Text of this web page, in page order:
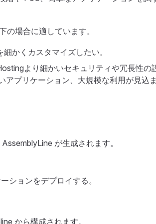
の場合に適しています。
かくカスタマイズしたい。
より細かいセキュリティや冗長性の
アプリケーション、大規模な利用が見込
が生成されます。
ションをデプロイする。
から構成されます。